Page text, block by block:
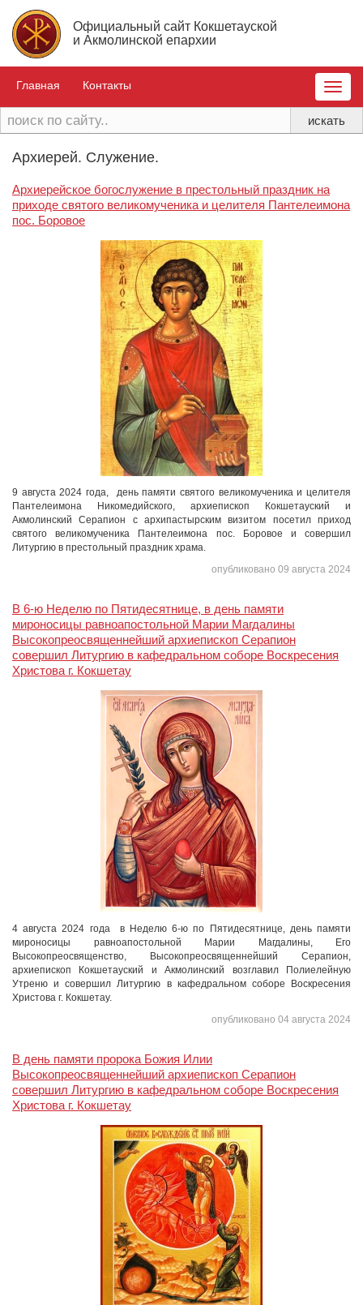
Официальный сайт Кокшетауской
и Акмолинской епархии
Главная Контакты
Toggle
Архиерей. Служение.
Архиерейское богослужение в престольный праздник на
приходе святого великомученика и целителя Пантелеимона
пос. Боровое
9 августа 2024 года, день памяти святого великомученика и целителя
Пантелеимона Никомедийского, архиепископ Кокшетауский и
Акмолинский Серапион с архипастырским визитом посетил приход
святого великомученика Пантелеимона пос. Боровое и совершил
Литургию в престольный праздник храма.
опубликовано 09 августа 2024
В 6-ю Неделю по Пятидесятнице, в день памяти
мироносицы равноапостольной Марии Магдалины
Высокопреосвященнейший архиепископ Серапион
совершил Литургию в кафедральном соборе Воскресения
Христова г. Кокшетау
4 августа 2024 года в Неделю 6-ю по Пятидесятнице, день памяти
мироносицы равноапостольной Марии Магдалины, Его
Высокопреосвященство, Высокопреосвященнейший Серапион,
архиепископ Кокшетауский и Акмолинский возглавил Полиелейную
Утреню и совершил Литургию в кафедральном соборе Воскресения
Христова г. Кокшетау.
опубликовано 04 августа 2024
В день памяти пророка Божия Илии
Высокопреосвященнейший архиепископ Серапион
совершил Литургию в кафедральном соборе Воскресения
Христова г. Кокшетау